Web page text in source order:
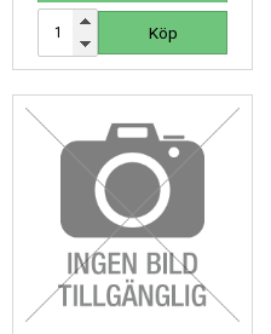
309 SEK
Köp